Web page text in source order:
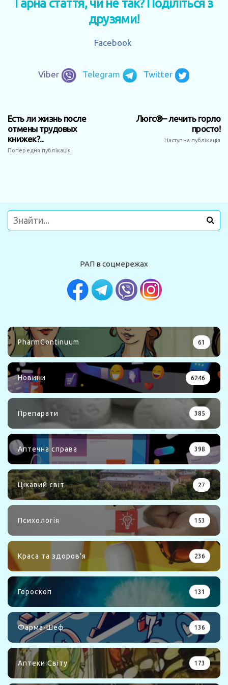
Гарна стаття, чи не так? Поділіться з
друзями!
Facebook
Viber Telegram Twitter
Есть ли жизнь после
отмены трудовых
книжек?..
Попередня публікація
Люгс®– лечить горло
просто!
Наступна публікація
РАП в соцмережах
PharmContinuum 61
Новини 6246
Препарати 385
Аптечна справа 398
Цікавий світ 27
Психологія 153
Краса та здоров'я 236
Гороскоп 131
Фарма-Шеф 136
Аптеки Світу 173